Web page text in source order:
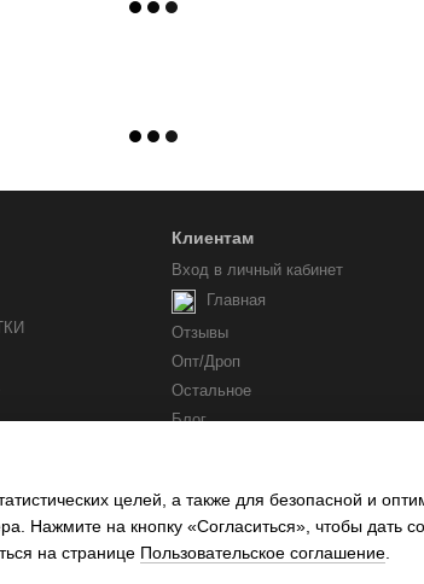
Клиентам
Вход в личный кабинет
Главная
Отзывы
Опт/Дроп
Остальное
Блог
целей, а также для безопасной и
Нажмите на кнопку «Согласиться», чтобы дать
на странице Пользовательское соглашение